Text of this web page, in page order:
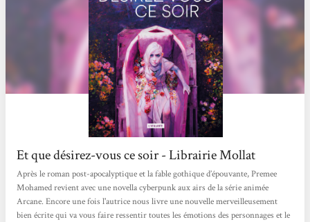
Et que désirez-vous ce soir - Librairie Mollat
Après le roman post-apocalyptique et la fable gothique d’épouvante, Premee
Mohamed revient avec une novella cyberpunk aux airs de la série animée
Arcane. Encore une fois l'autrice nous livre une nouvelle merveilleusement
bien écrite qui va vous faire ressentir toutes les émotions des personnages et le